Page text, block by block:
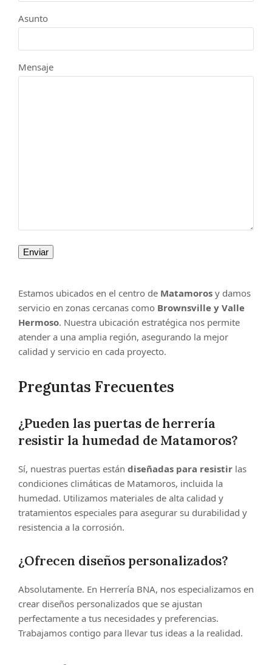
Asunto
Mensaje
Estamos ubicados en el centro de Matamoros y damos
servicio en zonas cercanas como Brownsville y Valle
Hermoso. Nuestra ubicación estratégica nos permite
atender a una amplia región, asegurando la mejor
calidad y servicio en cada proyecto.
Preguntas Frecuentes
¿Pueden las puertas de herrería
resistir la humedad de Matamoros?
Sí, nuestras puertas están diseñadas para resistir las
condiciones climáticas de Matamoros, incluida la
humedad. Utilizamos materiales de alta calidad y
tratamientos especiales para asegurar su durabilidad y
resistencia a la corrosión.
¿Ofrecen diseños personalizados?
Absolutamente. En Herrería BNA, nos especializamos en
crear diseños personalizados que se ajustan
perfectamente a tus necesidades y preferencias.
Trabajamos contigo para llevar tus ideas a la realidad.